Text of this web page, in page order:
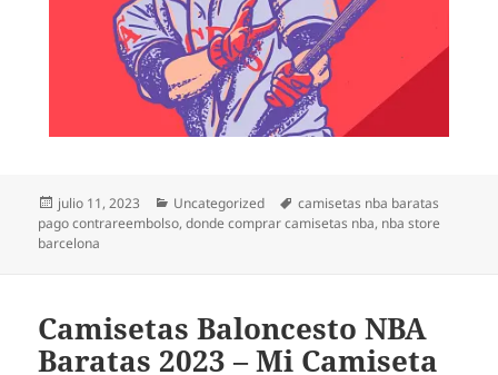
Publicado
el
julio 11, 2023 Categorías
Uncategorized Etiquetas
camisetas nba baratas
pago contrareembolso,donde comprar camisetas nba, nba store
barcelona
Camisetas Baloncesto NBA
Baratas 2023 – Mi Camiseta